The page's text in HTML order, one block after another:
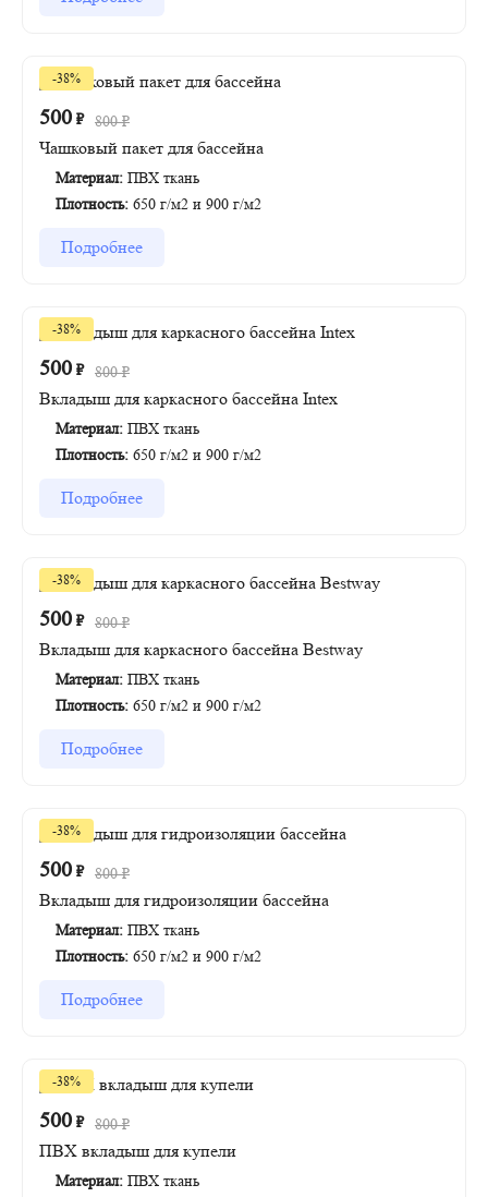
-38%
500 ₽ 800₽
Чашковый пакет для бассейна
Материал: ПВХ ткань
Плотность: 650 г/м2 и 900 г/м2
Подробнее
-38%
500 ₽ 800₽
Вкладыш для каркасного бассейна Intex
Материал: ПВХ ткань
Плотность: 650 г/м2 и 900 г/м2
Подробнее
-38%
500 ₽ 800₽
Вкладыш для каркасного бассейна Bestway
Материал: ПВХ ткань
Плотность: 650 г/м2 и 900 г/м2
Подробнее
-38%
500 ₽ 800₽
Вкладыш для гидроизоляции бассейна
Материал: ПВХ ткань
Плотность: 650 г/м2 и 900 г/м2
Подробнее
-38%
500 ₽ 800₽
ПВХ вкладыш для купели
Материал: ПВХ ткань